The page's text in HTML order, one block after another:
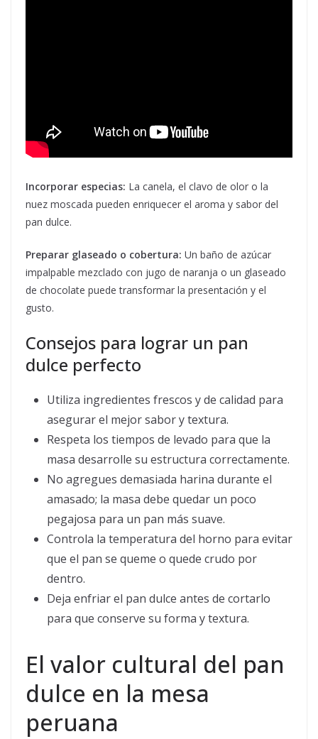
Incorporar especias: La canela, el clavo de olor o la
nuez moscada pueden enriquecer el aroma y sabor del
pan dulce.
Preparar glaseado o cobertura: Un baño de azúcar
impalpable mezclado con jugo de naranja o un glaseado
de chocolate puede transformar la presentación y el
gusto.
Consejos para lograr un pan
dulce perfecto
Utiliza ingredientes frescos y de calidad para
asegurar el mejor sabor y textura.
Respeta los tiempos de levado para que la
masa desarrolle su estructura correctamente.
No agregues demasiada harina durante el
amasado; la masa debe quedar un poco
pegajosa para un pan más suave.
Controla la temperatura del horno para evitar
que el pan se queme o quede crudo por
dentro.
Deja enfriar el pan dulce antes de cortarlo
para que conserve su forma y textura.
El valor cultural del pan
dulce en la mesa
peruana